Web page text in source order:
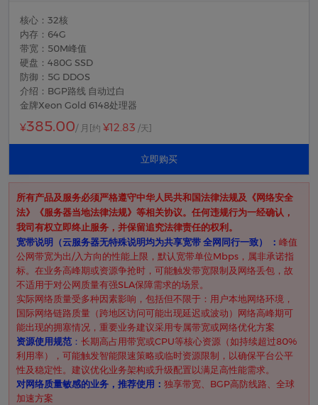
核心：32核
内存：64G
带宽：50M峰值
硬盘：480G SSD
防御：5G DDOS
介绍：BGP路线 自动过白
金牌Xeon Gold 6148处理器
¥385.00/ 月 [约 ¥12.83 /天]
立即购买
所有产品及服务必须严格遵守中华人民共和国法律法规及《网络安全
法》《服务器当地法律法规》等相关协议。任何违规行为一经确认，
我司有权立即终止服务，并保留追究法律责任的权利。
​宽带说明（云服务器无特殊说明均为共享宽带 全网同行一致） ​： 峰值
公网带宽为出/入方向的性能上限，默认宽带单位Mbps，属非承诺指
标。在业务高峰期或资源争抢时，可能触发带宽限制及网络丢包，故
不适用于对公网质量有强SLA保障需求的场景。
实际网络质量受多种因素影响，包括但不限于：用户本地网络环境，
国际网络链路质量（跨地区访问可能出现延迟或波动）网络高峰期可
能出现的拥塞情况，重要业务建议采用专属带宽或网络优化方案
资源使用规范 ​： 长期高占用带宽或CPU等核心资源（如持续超过80%
利用率），可能触发智能限速策略或临时资源限制，以确保平台公平
性及稳定性。建议优化业务架构或升级配置以满足高性能需求。
对网络质量敏感的业务，推荐使用： 独享带宽、BGP高防线路、全球
加速方案